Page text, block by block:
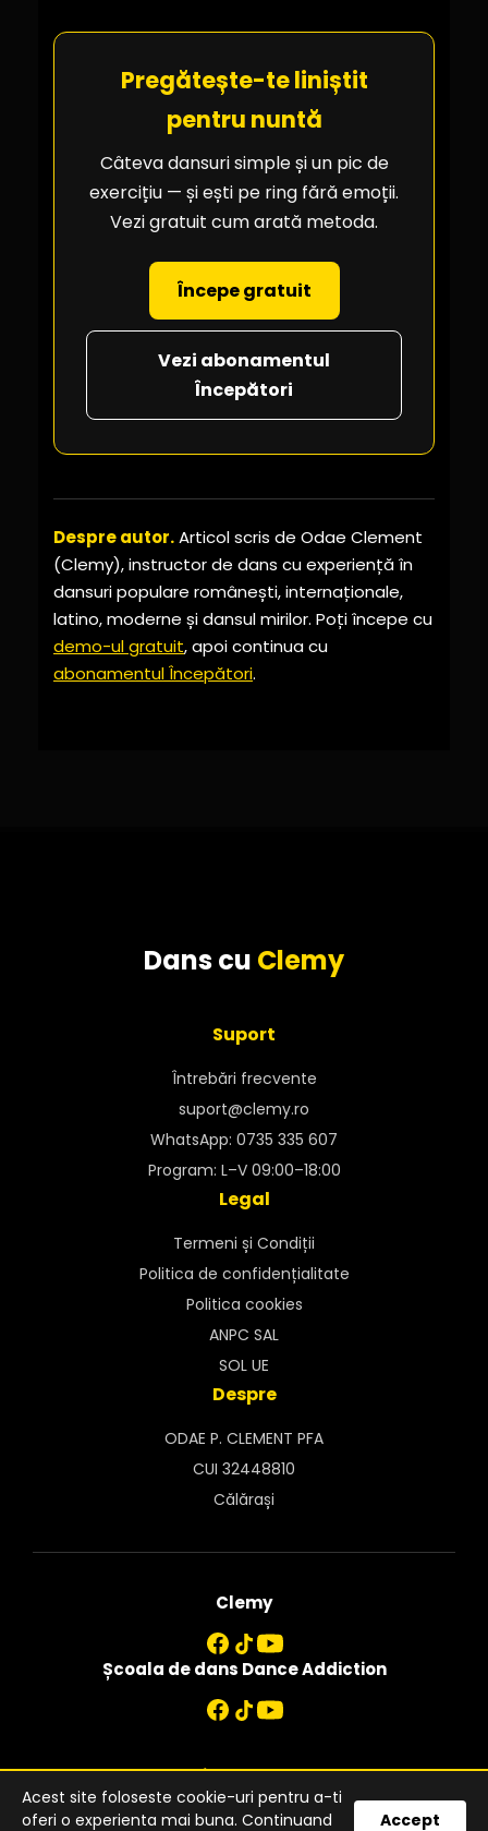
Pregătește-te liniștit
pentru nuntă
Câteva dansuri simple și un pic de
exercițiu — și ești pe ring fără emoții.
Vezi gratuit cum arată metoda.
Începe gratuit
Vezi abonamentul
Începători
Despre autor.Articol scris de Odae Clement
(Clemy), instructor de dans cu experiență în
dansuri populare românești, internaționale,
latino, moderne și dansul mirilor. Poți începe cu
demo-ul gratuit, apoi continua cu
abonamentul Începători.
Dans cu Clemy
Suport
Întrebări frecvente
suport@clemy.ro
WhatsApp: 0735 335 607
Program: L–V 09:00–18:00
Legal
Termeni și Condiții
Politica de confidențialitate
Politica cookies
ANPC SAL
SOL UE
Despre
ODAE P. CLEMENT PFA
CUI 32448810
Călărași
Clemy
Școala de dans Dance Addiction
Blog – Învață să dansezi
© 2026 Clemy.ro
Acest site foloseste cookie-uri pentru a-ti
oferi o experienta mai buna. Continuand
Accept